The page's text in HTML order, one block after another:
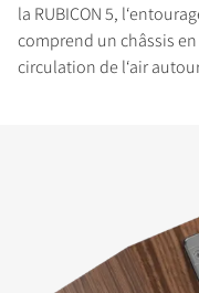
la RUBICON 5,
comprend un châssis
circulation de l‘air